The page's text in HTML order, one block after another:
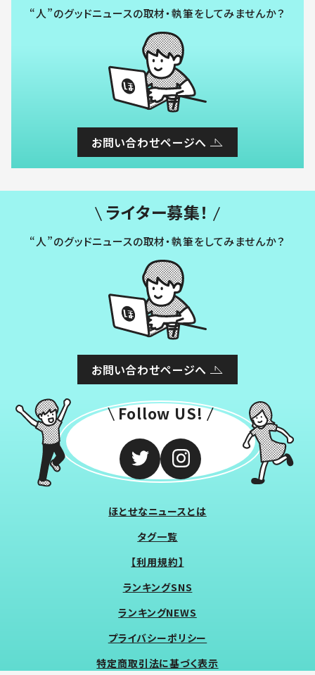
“人”のグッドニュースの取材・執筆をしてみませんか？
お問い合わせページへ
ライター募集！
“人”のグッドニュースの取材・執筆をしてみませんか？
お問い合わせページへ
Follow US!
ほとせなニュースとは
タグ一覧
【利用規約】
ランキングSNS
ランキングNEWS
プライバシーポリシー
特定商取引法に基づく表示